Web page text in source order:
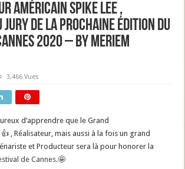
Américain Spike Lee ,
Jury de la prochaine édition du
2020 – By Meriem
3,466 Vues
d’apprendre que le Grand
👍 , Réalisateur, mais aussi à la fois un grand
et Producteur sera là pour honorer la
de Cannes.🤩